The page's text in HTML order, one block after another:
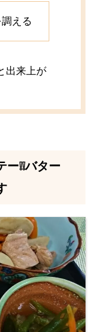
える
来上が
❕❕バター